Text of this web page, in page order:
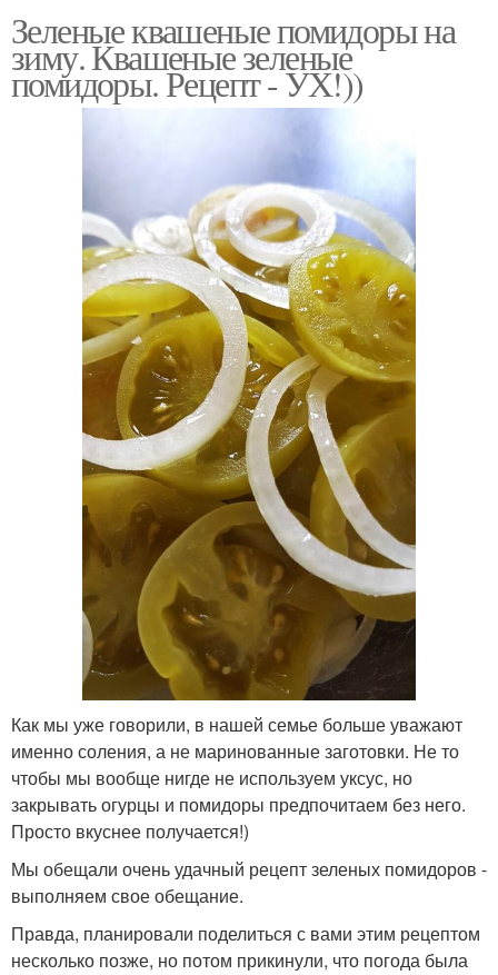
Зеленые квашеные помидоры на
зиму. Квашеные зеленые
помидоры. Рецепт - УХ!))
Как мы уже говорили, в нашей семье больше уважают
именно соления, а не маринованные заготовки. Не то
чтобы мы вообще нигде не используем уксус, но
закрывать огурцы и помидоры предпочитаем без него.
Просто вкуснее получается!)
Мы обещали очень удачный рецепт зеленых помидоров -
выполняем свое обещание.
Правда, планировали поделиться с вами этим рецептом
несколько позже, но потом прикинули, что погода была